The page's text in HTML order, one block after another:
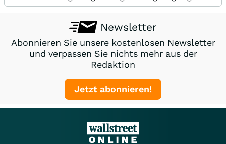
Newsletter
Abonnieren Sie unsere kostenlosen Newsletter
und verpassen Sie nichts mehr aus der
Redaktion
Jetzt abonnieren!